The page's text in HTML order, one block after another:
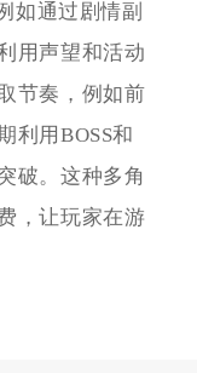
如通过剧情副
用声望和活动
节奏，例如前
利用BOSS和
破。这种多角
，让玩家在游